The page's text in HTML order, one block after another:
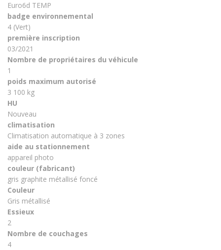
Euro6d TEMP
badge environnemental
4 (Vert)
première inscription
03/2021
Nombre de propriétaires du véhicule
1
poids maximum autorisé
3 100 kg
HU
Nouveau
climatisation
Climatisation automatique à 3 zones
aide au stationnement
appareil photo
couleur (fabricant)
gris graphite métallisé foncé
Couleur
Gris métallisé
Essieux
2
Nombre de couchages
4